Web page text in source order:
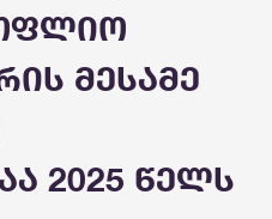
მესამე
2025 წელს